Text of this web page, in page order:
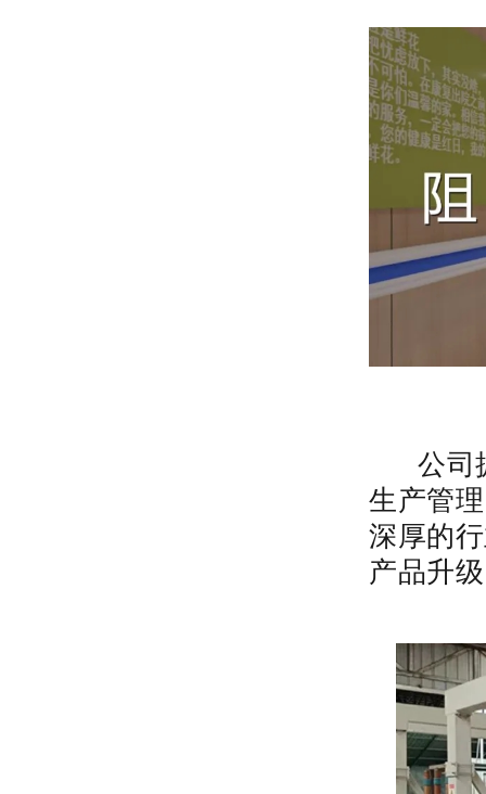
公司拥
生产管
深厚的
产品升